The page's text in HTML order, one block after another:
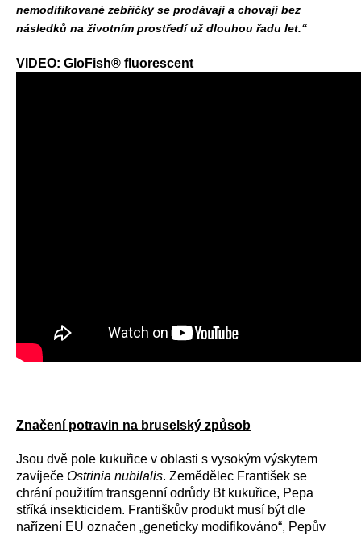
nemodifikované zebřičky se prodávají a chovají bez
následků na životním prostředí už dlouhou řadu let.“
VIDEO: GloFish® fluorescent
Značení potravin na bruselský způsob
Jsou dvě pole kukuřice v oblasti s vysokým výskytem
zavíječe Ostrinia nubilalis. Zemědělec František se
chrání použitím transgenní odrůdy Bt kukuřice, Pepa
stříká insekticidem. Františkův produkt musí být dle
nařízení EU označen „geneticky modifikováno“, Pepův